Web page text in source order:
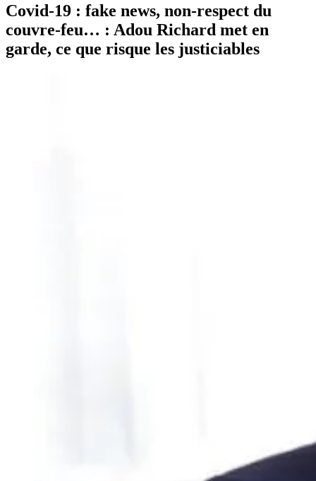
Covid-19 : fake news, non-respect du
couvre-feu… : Adou Richard met en
garde, ce que risque les justiciables